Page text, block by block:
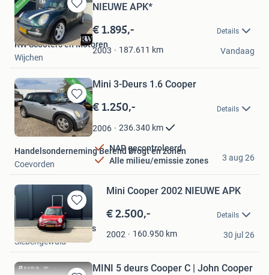
Bewaren
in
Mijn
Favorieten
NIEUWE APK*
€ 1.895,- Details
2003 187.611 km
RW Scooters en Motoren
Wijchen
Vandaag
Bewaren
in
Mijn
Favorieten
Mini 3-Deurs 1.6 Cooper
€ 1.250,- Details
2006 236.340 km
NAP gecontroleerd
Alle milieu/emissie zones
Handelsonderneming Berend Drogt en zonen
Coevorden
3 aug 26
Bewaren
in
Mijn
Favorieten
Mini Cooper 2002 NIEUWE APK
€ 2.500,- Details
2002 160.950 km
La Vettura Occasions
Siebengewald
30 jul 26
MINI 5 deurs Cooper C | John Cooper